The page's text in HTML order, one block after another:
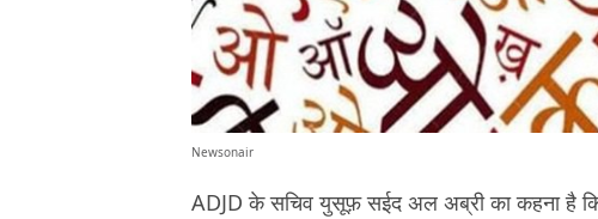
Newsonair
ADJD के सचिव युसूफ़ सईद अल अब्री का कहना है कि